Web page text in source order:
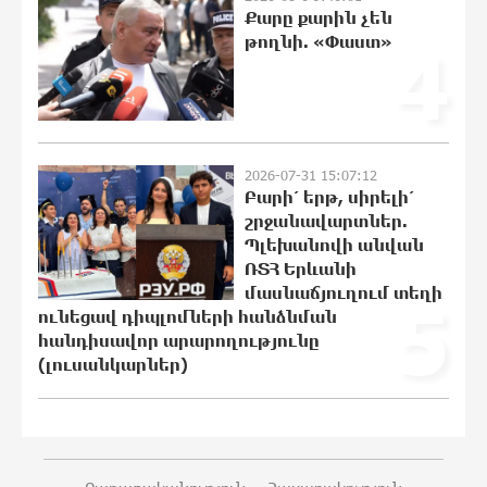
Հայոց Կաթողիկոսին
20:43:42 6-08-2026
Ավտովթար՝ Կոտայքի մարզում.
Զովունի-Եղվարդ ճանապարհին
բախվել են «Alfa Romeo»-ն և «Opel»-ը.
կա վիրավոր
20:26:38 6-08-2026
Արժևորվում է Շիրակի երգիծական
բանահյուսությունը
20:08:02 6-08-2026
Վրաստանում պետական ​​
պաշտոնյային կաշառելու փորձի
Քարը քարին չեն
թողնի. «Փաստ»
2026-07-31 15:07:12
Բարի՛ երթ, սիրելի՛
շրջանավարտներ.
Պլեխանովի անվան
ՌՏՀ Երևանի
մասնաճյուղում տեղի
ունեցավ դիպլոմների հանձնման
հանդիսավոր արարողությունը
(լուսանկարներ)